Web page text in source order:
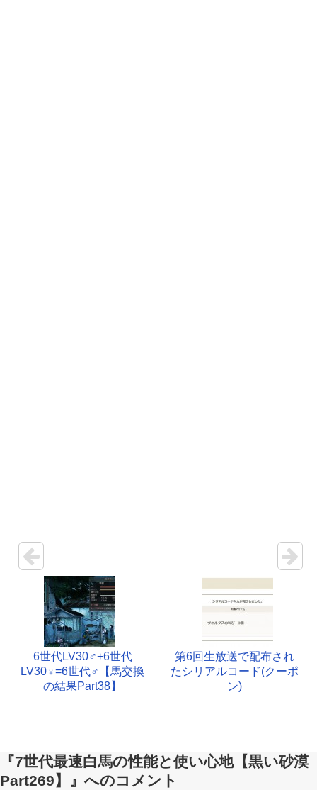
6世代LV30♂+6世代
LV30♀=6世代♂【馬交換
の結果Part38】
第6回生放送で配布され
たシリアルコード(クーポ
ン)
『7世代最速白馬の性能と使い心地【黒い砂漠
Part269】』へのコメント